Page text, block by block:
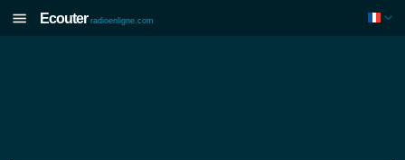
Ecouter radioenligne.com